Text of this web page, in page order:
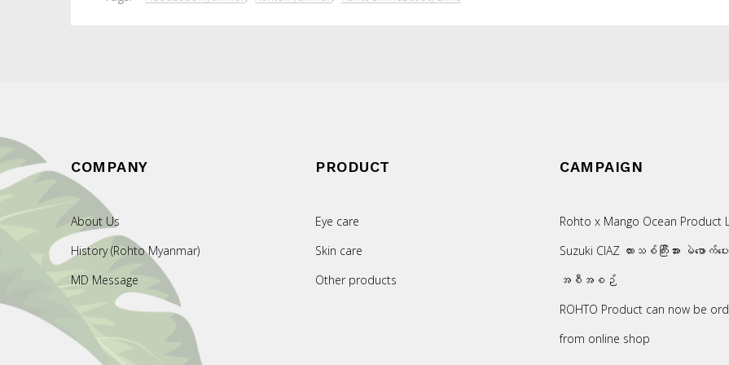
COMPANY
About Us
History (Rohto Myanmar)
MD Message
PRODUCT
Eye care
Skin care
Other products
CAMPAIGN
Rohto x Mango Ocean Product
Suzuki CIAZ ကားသစ်ကြီးအား မဲဖောက်
အစီအစဉ်
ROHTO Product can now be
from online shop